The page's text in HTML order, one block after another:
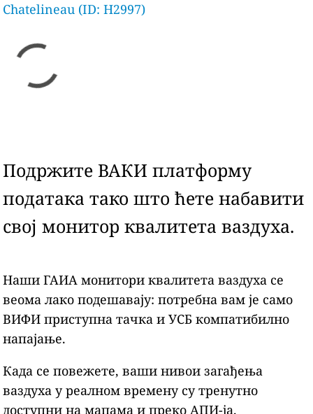
Chatelineau (ID: H2997)
Подржите ВАКИ платформу
података тако што ћете набавити
свој монитор квалитета ваздуха.
Наши ГАИА монитори квалитета ваздуха се
веома лако подешавају: потребна вам је само
ВИФИ приступна тачка и УСБ компатибилно
напајање.
Када се повежете, ваши нивои загађења
ваздуха у реалном времену су тренутно
доступни на мапама и преко АПИ-ја.